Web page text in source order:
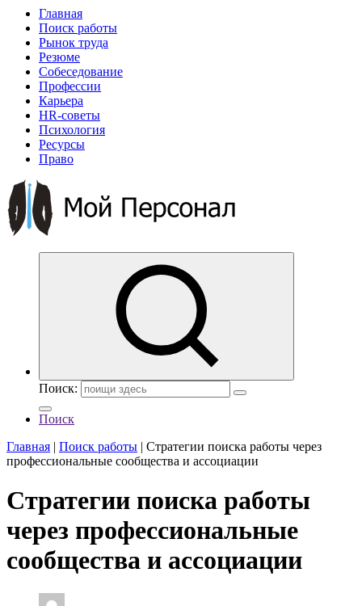
Главная
Поиск работы
Рынок труда
Резюме
Собеседование
Профессии
Карьера
HR-советы
Психология
Ресурсы
Право
Поиск:
Поиск
Главная | Поиск работы | Стратегии поиска работы через
профессиональные сообщества и ассоциации
Стратегии поиска работы
через профессиональные
сообщества и ассоциации